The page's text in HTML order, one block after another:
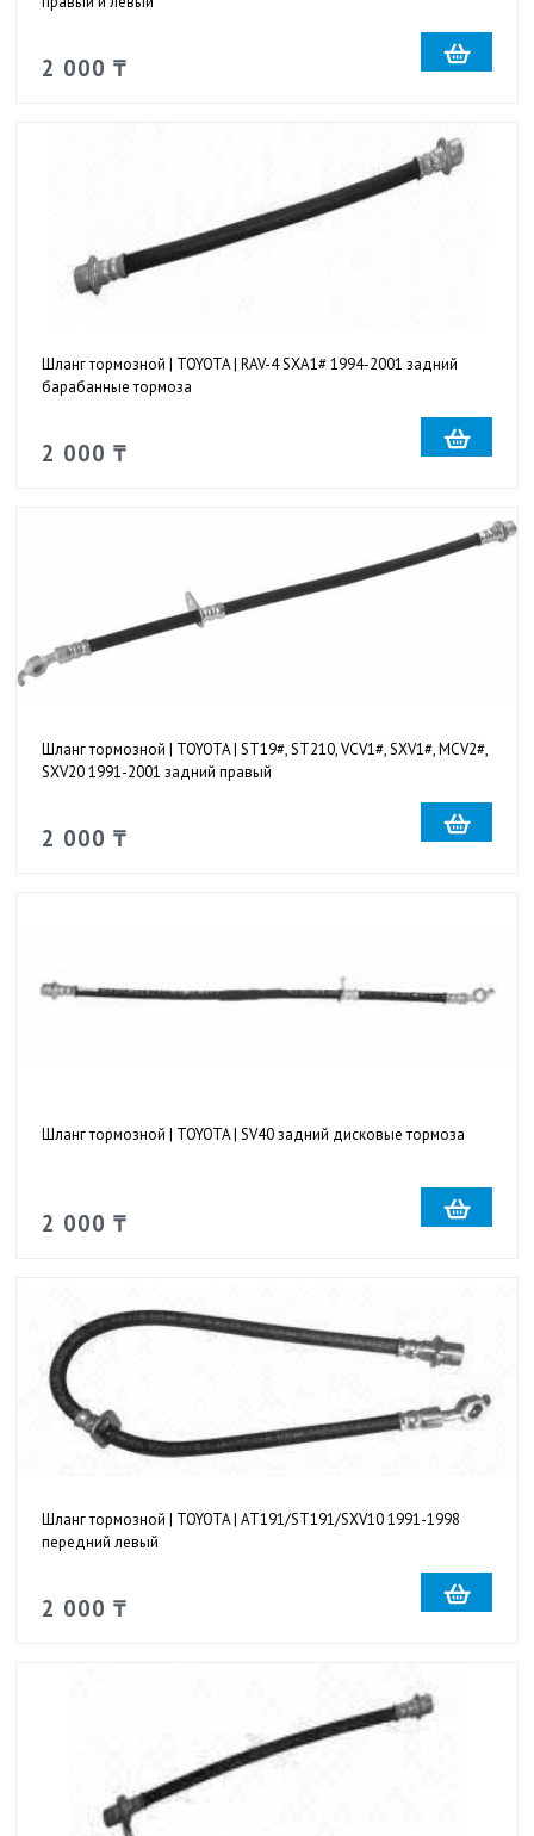
2 000 ₸
Шланг тормозной | TOYOTA | RAV-4 SXA1# 1994-2001 задний
барабанные тормоза
2 000 ₸
Шланг тормозной | TOYOTA | ST19#, ST210, VCV1#, SXV1#, MCV2#,
SXV20 1991-2001 задний правый
2 000 ₸
Шланг тормозной | TOYOTA | SV40 задний дисковые тормоза
2 000 ₸
Шланг тормозной | TOYOTA | AT191/ST191/SXV10 1991-1998
передний левый
2 000 ₸